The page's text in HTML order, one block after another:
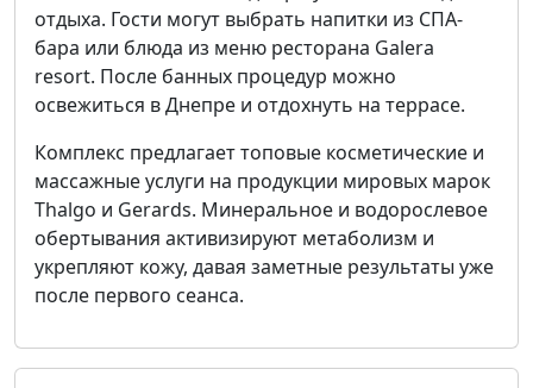
отдыха. Гости могут выбрать напитки из СПА-
бара или блюда из меню ресторана Galera
resort. После банных процедур можно
освежиться в Днепре и отдохнуть на террасе.
Комплекс предлагает топовые косметические и
массажные услуги на продукции мировых марок
Thalgo и Gerards. Минеральное и водорослевое
обертывания активизируют метаболизм и
укрепляют кожу, давая заметные результаты уже
после первого сеанса.